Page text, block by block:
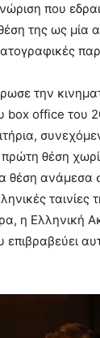
που
της ως μία
την
box office του
θέση
θέση ανάμεσα
ταινίες
η Ελληνική